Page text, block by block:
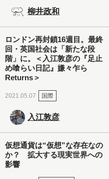
柳井政和
ロンドン再封鎖16週目。最終
回・英国社会は「新たな段
階」に。＜入江敦彦の『足止
め喰らい日記』嫌々乍ら
Returns＞
2021.05.07 国際
入江敦彦
仮想通貨は“仮想”な存在なの
か？ 拡大する現実世界への
影響